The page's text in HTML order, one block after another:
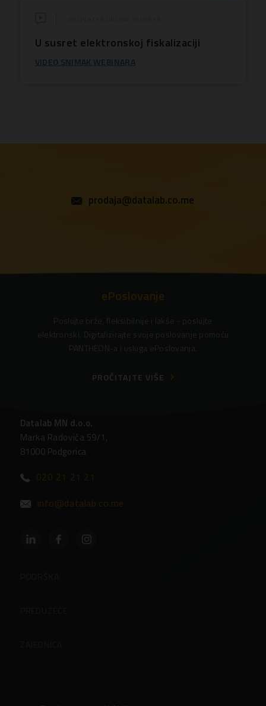
U susret elektronskoj fiskalizaciji
VIDEO SNIMAK WEBINARA
prodaja@datalab.co.me
ePoslovanje
Poslujte brže, fleksibilnije i lakše - poslujte
elektronski. Digitalizirajte svoje poslovanje pomoću
PANTHEON-a i usluga ePoslovanja.
PROČITAJTE VIŠE
Datalab MN d.o.o.
Marka Radovića 59/1,
81000 Podgorica
020 21 21 21
info@datalab.co.me